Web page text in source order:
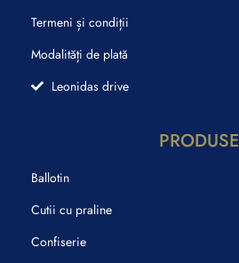
Termeni și condiții
Modalități de plată
Leonidas drive
PRODUSE
Ballotin
Cutii cu praline
Confiserie